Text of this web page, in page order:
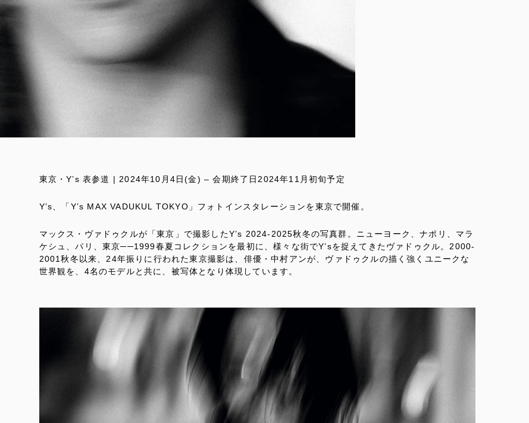
東京・Y’s 表参道 | 2024年10月4日(金) – 会期終了日2024年11月初旬予定
Y’s、「Y’s MAX VADUKUL TOKYO」フォトインスタレーションを東京で開催。
マックス・ヴァドゥクルが「東京」で撮影したY’s 2024-2025秋冬の写真群。ニューヨーク、ナポリ、マラ
ケシュ、パリ、東京──1999春夏コレクションを最初に、様々な街でY’sを捉えてきたヴァドゥクル。2000-
2001秋冬以来、24年振りに行われた東京撮影は、俳優・中村アンが、ヴァドゥクルの描く強くユニークな
世界観を、4名のモデルと共に、被写体となり体現しています。